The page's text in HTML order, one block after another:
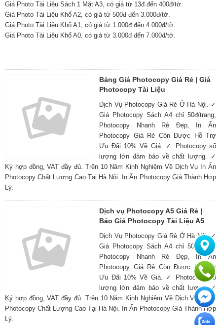
Giá Photo Tài Liệu Sách 1 Mặt A3, có giá từ 13đ đến 400đ/tờ.
Giá Photo Tài Liệu Khổ A2, có giá từ 500đ đến 3.000đ/tờ.
Giá Photo Tài Liệu Khổ A1, có giá từ 1.000đ đến 4.000đ/tờ.
Giá Photo Tài Liệu Khổ A0, có giá từ 3.000đ đến 7.000đ/tờ.
Bảng Giá Photocopy Giá Rẻ | Giá
Photocopy Tài Liệu
Dịch Vụ Photocopy Giá Rẻ Ở Hà Nội. ✓
Giá Photocopy Sách A4 chỉ 50đ/trang,
Photocopy Nhanh Rẻ Đẹp, In Ấn
Photocopy Giá Rẻ Còn Được Hỗ Trợ
Ưu Đãi 10% Về Giá. ✓ Photocopy số
lượng lớn đảm bảo về chất lượng. ✓
Ký hợp đồng, VAT đầy đủ. Trên 10 Năm Kinh Nghiệm Về Dịch Vụ In Ấn
Photocopy Chất Lượng Cao Tại Hà Nội. In Ấn Photocopy Giá Thành Hợp
Lý.
Dịch vụ Photocopy A5 Giá Rẻ |
Báo Giá Photocopy Tài Liệu A5
Dịch Vụ Photocopy Giá Rẻ Ở Hà Nội. ✓
Giá Photocopy Sách A4 chỉ 50đ/trang,
Photocopy Nhanh Rẻ Đẹp, In Ấn
Photocopy Giá Rẻ Còn Được Hỗ Trợ
Ưu Đãi 10% Về Giá. ✓ Photocopy số
lượng lớn đảm bảo về chất lượng. ✓
Ký hợp đồng, VAT đầy đủ. Trên 10 Năm Kinh Nghiệm Về Dịch Vụ In Ấn
Photocopy Chất Lượng Cao Tại Hà Nội. In Ấn Photocopy Giá Thành Hợp
Lý.